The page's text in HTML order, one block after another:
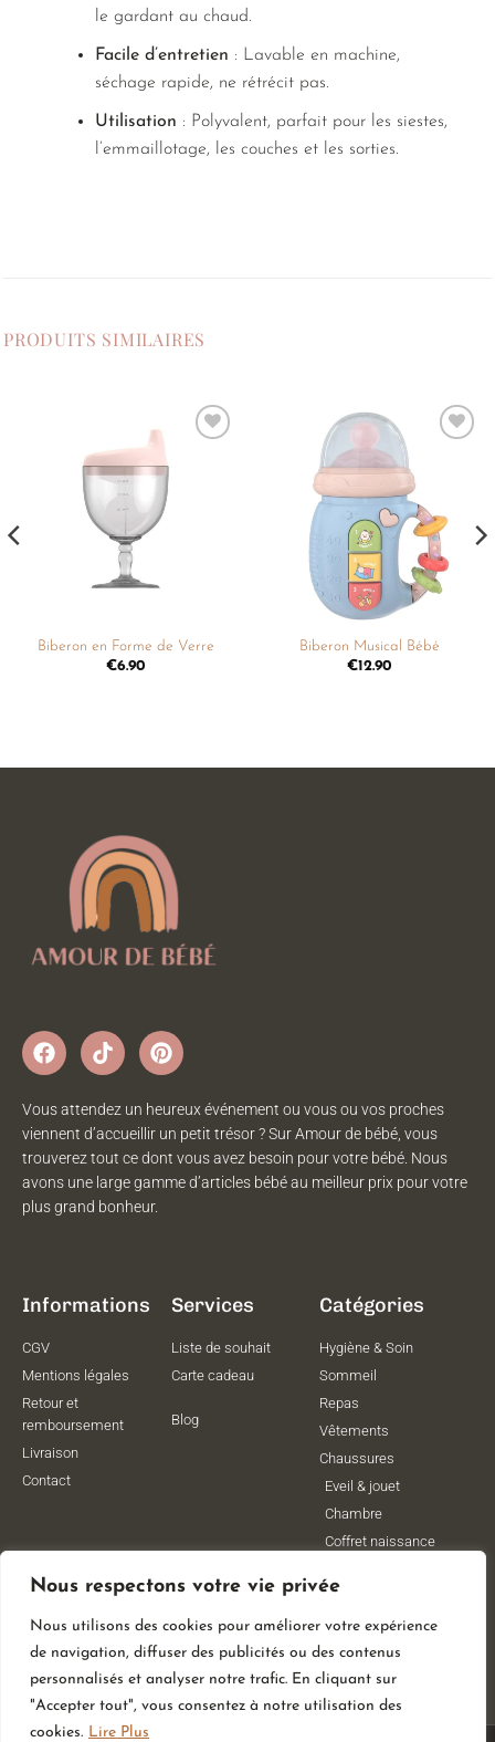
Nous respectons votre vie privée
Nous utilisons des cookies pour améliorer votre expérience
de navigation, diffuser des publicités ou des contenus
personnalisés et analyser notre trafic. En cliquant sur
"Accepter tout", vous consentez à notre utilisation des
cookies. Lire Plus
le gardant au chaud.
Facile d’entretien : Lavable en machine,
séchage rapide, ne rétrécit pas.
Utilisation : Polyvalent, parfait pour les siestes,
l’emmaillotage, les couches et les sorties.
PRODUITS SIMILAIRES
Biberon en Forme de Verre
€6.90
Biberon Musical Bébé
€12.90
Vous attendez un heureux événement ou vous ou vos proches
viennent d’accueillir un petit trésor ? Sur Amour de bébé, vous
trouverez tout ce dont vous avez besoin pour votre bébé. Nous
avons une large gamme d’articles bébé au meilleur prix pour votre
plus grand bonheur.
Informations
CGV
Mentions légales
Retour et
remboursement
Livraison
Contact
Services
Liste de souhait
Carte cadeau
Blog
Catégories
Hygiène & Soin
Sommeil
Repas
Vêtements
Chaussures
Eveil & jouet
Chambre
Coffret naissance
Vêtements de
grossesse
Lithothérapie
Poussettes